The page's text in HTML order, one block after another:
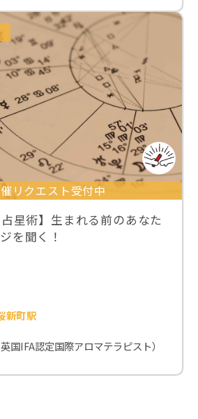
リクエスト受付中
星術】生まれる前のあなた
を聞く！
新町駅
国IFA認定国際アロマテラピスト）